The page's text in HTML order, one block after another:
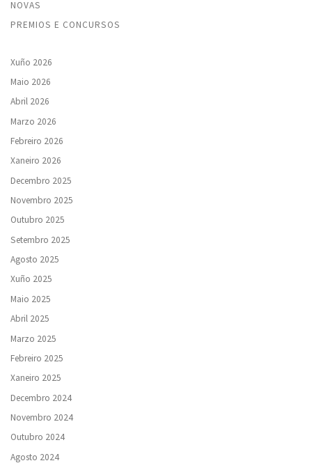
NOVAS
PREMIOS E CONCURSOS
Xuño 2026
Maio 2026
Abril 2026
Marzo 2026
Febreiro 2026
Xaneiro 2026
Decembro 2025
Novembro 2025
Outubro 2025
Setembro 2025
Agosto 2025
Xuño 2025
Maio 2025
Abril 2025
Marzo 2025
Febreiro 2025
Xaneiro 2025
Decembro 2024
Novembro 2024
Outubro 2024
Agosto 2024